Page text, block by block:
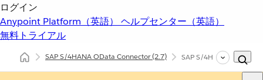
ログイン
Anypoint Platform（英語） ヘルプセンター（英語）
無料トライアル
SAP S/4HANA OData Connector(2.7) SAP S/4HANA OData